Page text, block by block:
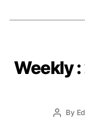
Weekly :
Post
By